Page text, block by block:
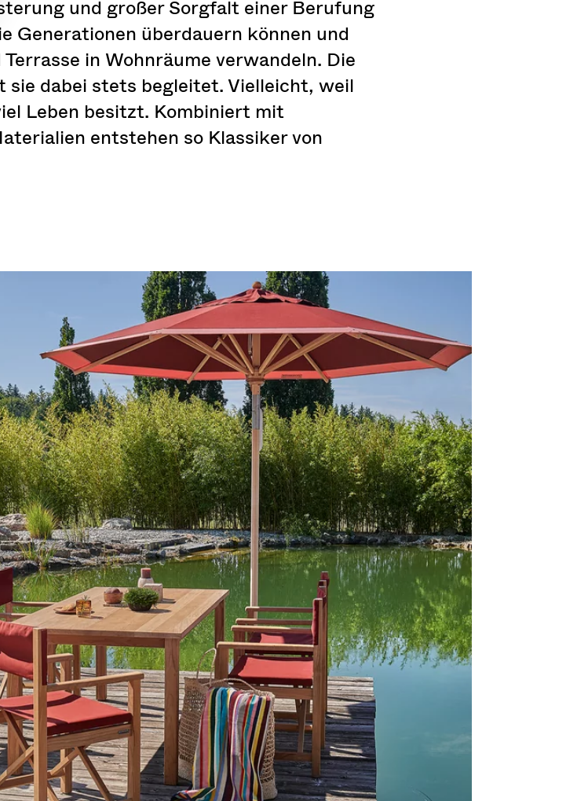
und großer Sorgfalt einer Berufung
Generationen überdauern können und
in Wohnräume verwandeln. Die
sie dabei stets begleitet. Vielleicht, weil
Leben besitzt. Kombiniert mit
entstehen so Klassiker von